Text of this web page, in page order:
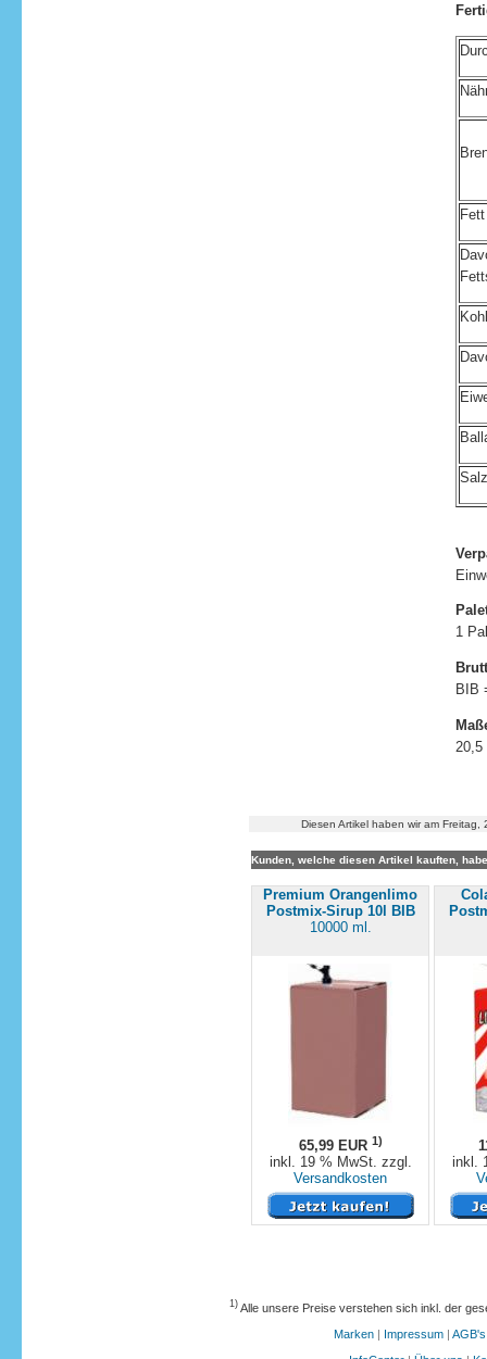
Fett
1
BIB
20,5
Diesen Artikel haben wir am
Kunden, welche diesen Artikel kauften,
Premium Orangenlimo
Postmix-Sirup 10l BIB
10000 ml.
65,99 EUR 1)
inkl. 19 % MwSt. zzgl.
Versandkosten
inkl.
1) Alle unsere Preise verstehen sich inkl. der
Marken| Impressum| AGB's